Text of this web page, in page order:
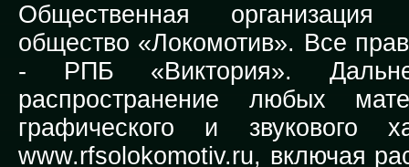
Общественная организация
общество «Локомотив». Все
- РПБ «Виктория».
распространение любых
графического и звукового
www.rfsolokomotiv.ru, включая